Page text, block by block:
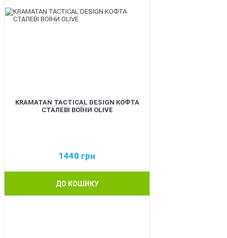
KRAMATAN TACTICAL DESIGN КОФТА
СТАЛЕВІ ВОЇНИ OLIVE
1440 грн
ДО КОШИКУ